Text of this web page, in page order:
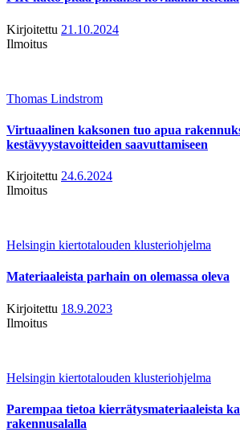
Kirjoitettu 21.10.2024
Ilmoitus
Thomas Lindstrom
Virtuaalinen kaksonen tuo apua
kestävyystavoitteiden saavuttamiseen
Kirjoitettu 24.6.2024
Ilmoitus
Helsingin kiertotalouden klusteriohjelma
Materiaaleista parhain on olemassa oleva
Kirjoitettu 18.9.2023
Ilmoitus
Helsingin kiertotalouden klusteriohjelma
Parempaa tietoa kierrätysmateriaaleista
rakennusalalla